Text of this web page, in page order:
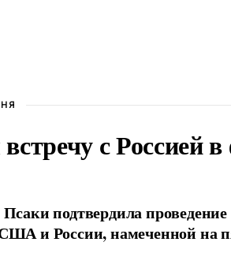
с Россией
подтвердила
и России, намеченной на